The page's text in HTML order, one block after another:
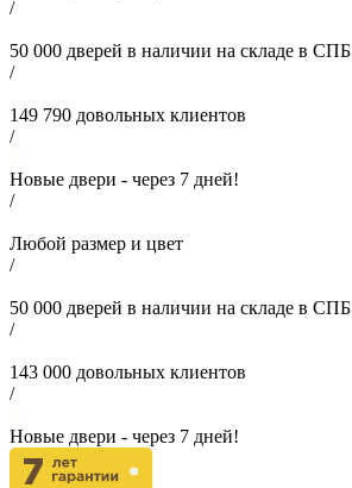
/
50 000 дверей в наличии на складе в СПБ
/
149 790 довольных клиентов
/
Новые двери - через 7 дней!
/
Любой размер и цвет
/
50 000 дверей в наличии на складе в СПБ
/
143 000 довольных клиентов
/
Новые двери - через 7 дней!